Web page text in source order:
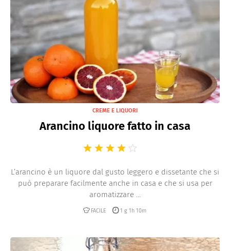
CREME E LIQUORI
Arancino liquore fatto in casa
L’arancino è un liquore dal gusto leggero e dissetante che si
può preparare facilmente anche in casa e che si usa per
aromatizzare ...
FACILE 1 g 1h 10m